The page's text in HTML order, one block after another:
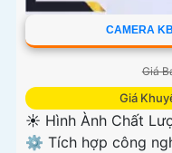
CAMERA
Giá
Giá
☀️ Hình Ành Chất
⚙ Tích hợp công